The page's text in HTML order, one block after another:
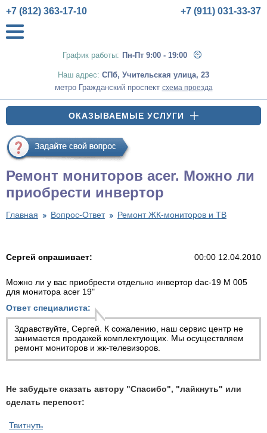
График работы: Пн-Пт 9:00 - 19:00
+7 (812) 363-17-10 +7 (911) 031-33-37
Наш адрес: СПб, Учительская улица, 23
метро Гражданский проспект схема проезда
ОКАЗЫВАЕМЫЕ УСЛУГИ
Ремонт мониторов acer. Можно ли
приобрести инвертор
Главная Вопрос-Ответ Ремонт ЖК-мониторов и ТВ
Сергей спрашивает: 00:00 12.04.2010
Можно ли у вас приобрести отдельно инвертор dac-19 M 005
для монитора acer 19"
Ответ специалиста:
Здравствуйте, Сергей. К сожалению, наш сервис центр не
занимается продажей комплектующих. Мы осуществляем
ремонт мониторов и жк-телевизоров.
Не забудьте сказать автору "Спасибо", "лайкнуть" или
сделать перепост:
Твитнуть